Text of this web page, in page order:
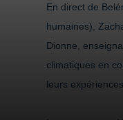
En direct de
humaines),
Dionne,
climatiques en
leurs expériences.